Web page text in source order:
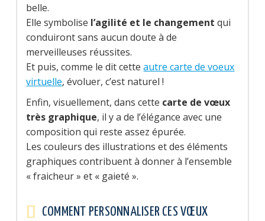
belle.
Elle symbolise l’agilité et le changement qui
conduiront sans aucun doute à de
merveilleuses réussites.
Et puis, comme le dit cetteautre carte de voeux
virtuelle, évoluer, c’est naturel !
Enfin, visuellement, dans cette carte de vœux
très graphique, il y a de l’élégance avec une
composition qui reste assez épurée.
Les couleurs des illustrations et des éléments
graphiques contribuent à donner à l’ensemble
« fraicheur » et « gaieté ».
COMMENT PERSONNALISER CES VŒUX